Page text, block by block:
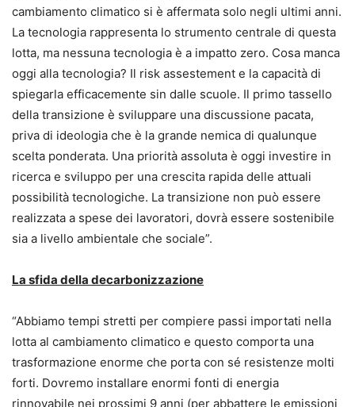
cambiamento climatico si è affermata solo negli ultimi anni.
La tecnologia rappresenta lo strumento centrale di questa
lotta, ma nessuna tecnologia è a impatto zero. Cosa manca
oggi alla tecnologia? Il risk assestement e la capacità di
spiegarla efficacemente sin dalle scuole. Il primo tassello
della transizione è sviluppare una discussione pacata,
priva di ideologia che è la grande nemica di qualunque
scelta ponderata. Una priorità assoluta è oggi investire in
ricerca e sviluppo per una crescita rapida delle attuali
possibilità tecnologiche. La transizione non può essere
realizzata a spese dei lavoratori, dovrà essere sostenibile
sia a livello ambientale che sociale”.
La sfida della decarbonizzazione
“Abbiamo tempi stretti per compiere passi importati nella
lotta al cambiamento climatico e questo comporta una
trasformazione enorme che porta con sé resistenze molti
forti. Dovremo installare enormi fonti di energia
rinnovabile nei prossimi 9 anni (per abbattere le emissioni